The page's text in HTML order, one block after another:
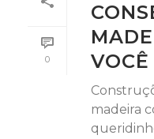
0
madeira